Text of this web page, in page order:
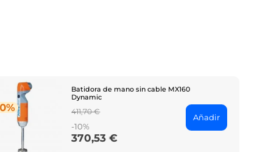
Batidora de mano sin cable MX160
Dynamic
Regular
price
411,70 €
-10%
Price
370,53 €
Añadir